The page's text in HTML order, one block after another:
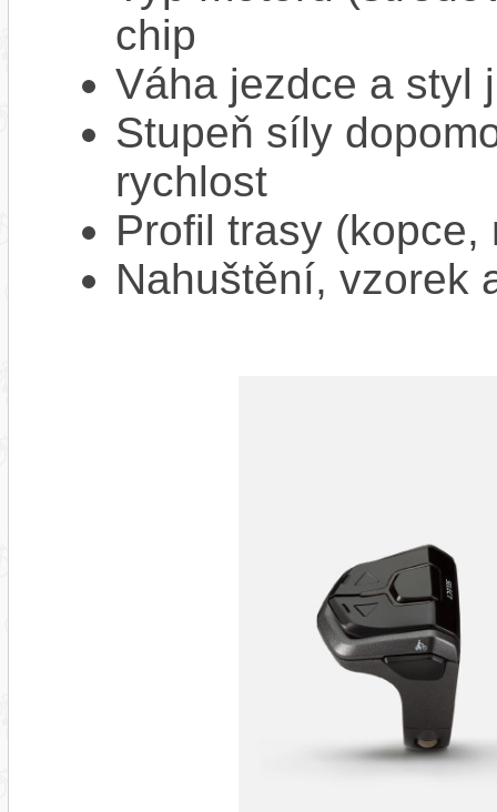
chip
Váha jezdce a styl
Stupeň síly
rychlost
Profil trasy
Nahuštění, vzorek